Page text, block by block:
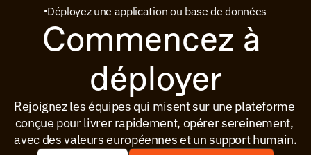
Déployez une application ou base de données
Commencez à
déployer
Rejoignez les équipes qui misent sur une plateforme
conçue pour livrer rapidement, opérer sereinement,
avec des valeurs européennes et un support humain.